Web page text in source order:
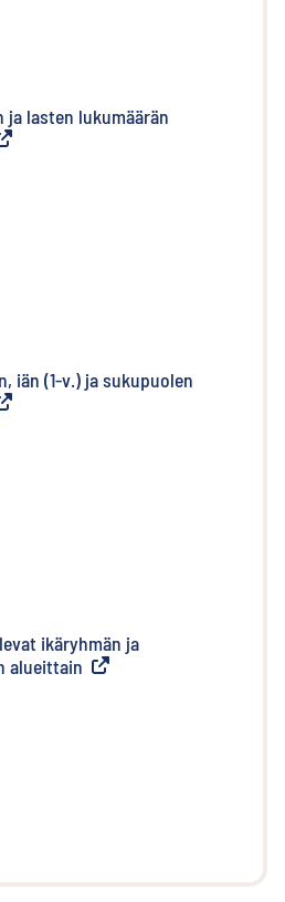
ja lasten lukumäärän
linkki
iän (1-v.) ja sukupuolen
linkki
ikäryhmän ja
alueittain Ulkoinen linkki